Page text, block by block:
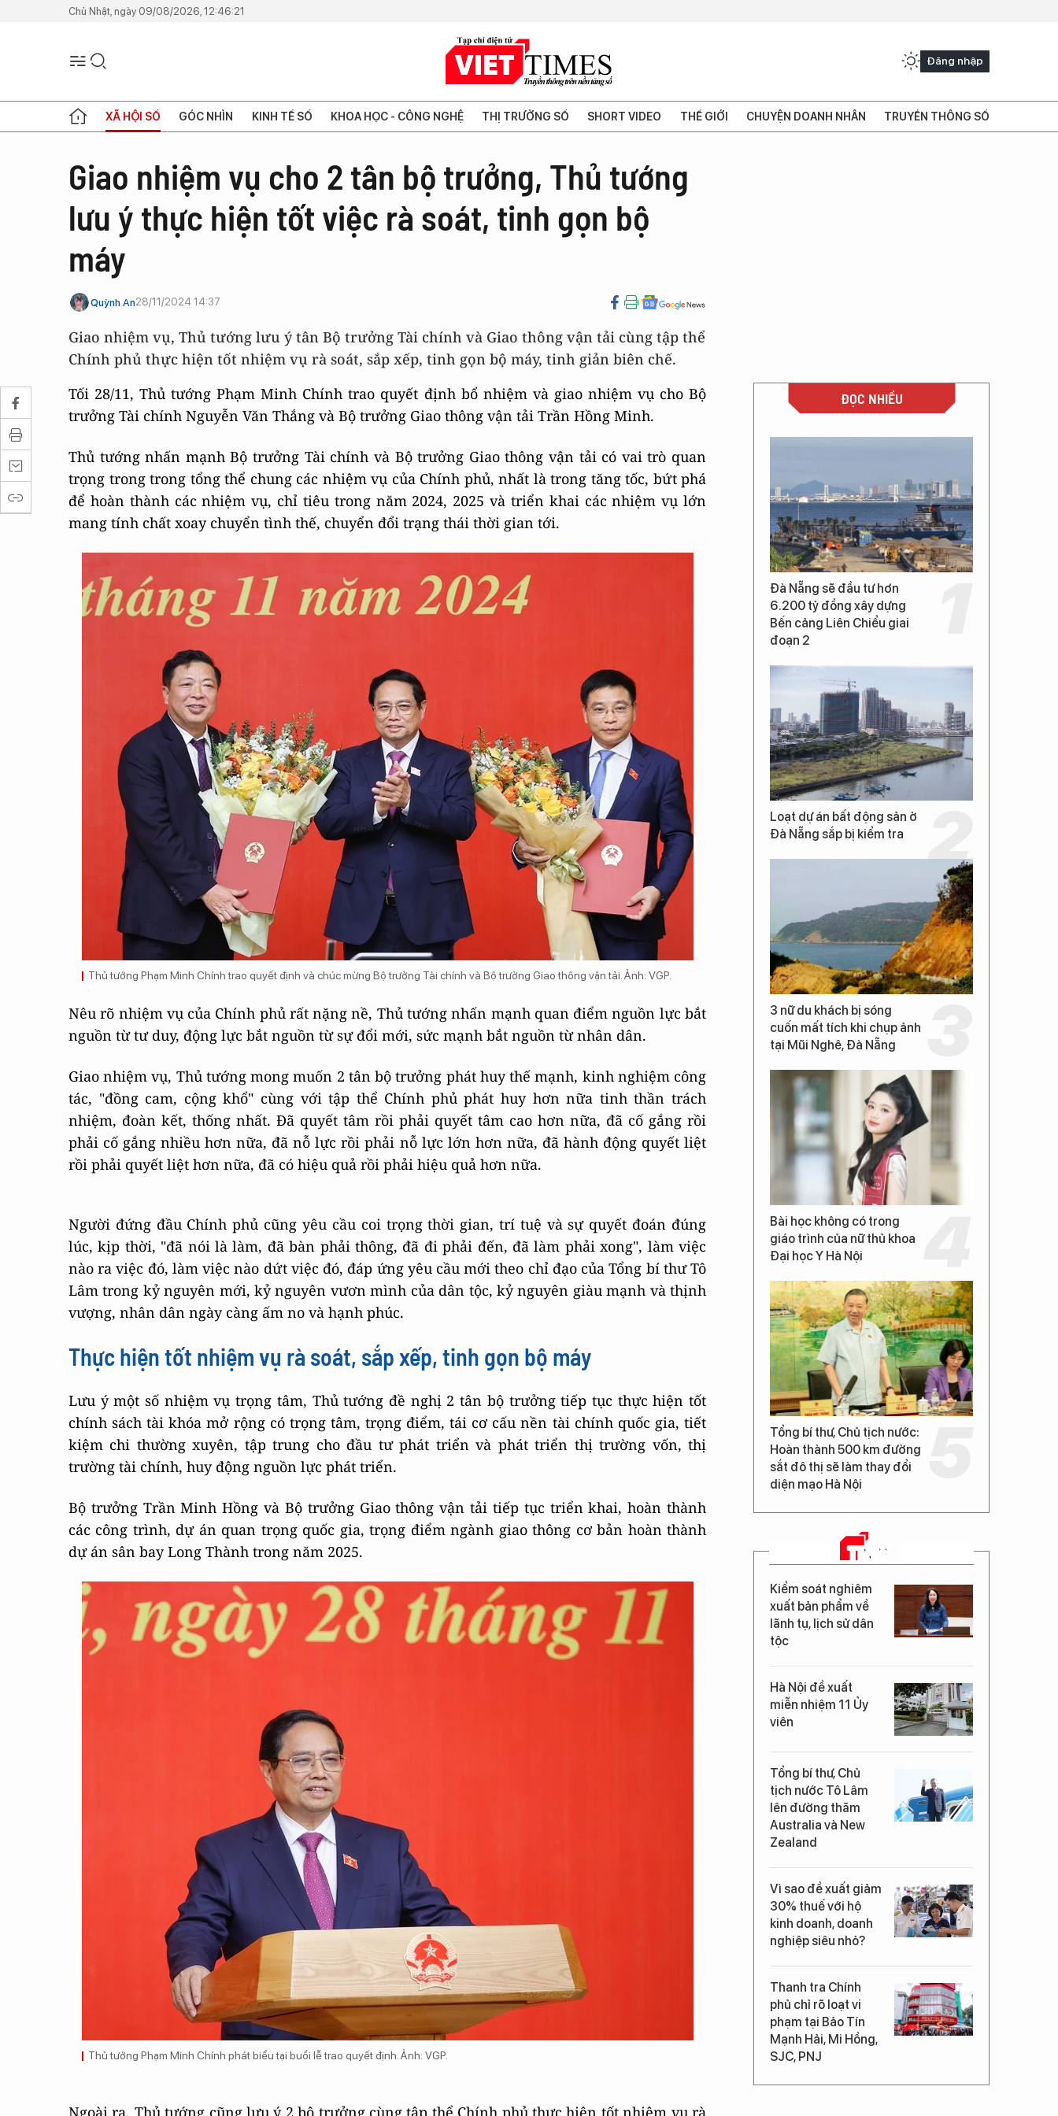
Chủ Nhật, ngày 09/08/2026, 12:46:21
Đăng nhập
XÃ HỘI SỐ GÓC NHÌN KINH TẾ SỐ KHOA HỌC - CÔNG NGHỆ THỊ TRƯỜNG SỐ SHORT VIDEO THẾ GIỚI CHUYỆN DOANH NHÂN TRUYỀN THÔNG SỐ
Giao nhiệm vụ cho 2 tân bộ trưởng, Thủ tướng
lưu ý thực hiện tốt việc rà soát, tinh gọn bộ
máy
Quỳnh An28/11/2024 14:37
Giao nhiệm vụ, Thủ tướng lưu ý tân Bộ trưởng Tài chính và Giao thông vận tải cùng tập thể
Chính phủ thực hiện tốt nhiệm vụ rà soát, sắp xếp, tinh gọn bộ máy, tinh giản biên chế.
Tối 28/11, Thủ tướng Phạm Minh Chính trao quyết định bổ nhiệm và giao nhiệm vụ cho Bộ
trưởng Tài chính Nguyễn Văn Thắng và Bộ trưởng Giao thông vận tải Trần Hồng Minh.
Thủ tướng nhấn mạnh Bộ trưởng Tài chính và Bộ trưởng Giao thông vận tải có vai trò quan
trọng trong trong tổng thể chung các nhiệm vụ của Chính phủ, nhất là trong tăng tốc, bứt phá
để hoàn thành các nhiệm vụ, chỉ tiêu trong năm 2024, 2025 và triển khai các nhiệm vụ lớn
mang tính chất xoay chuyển tình thế, chuyển đổi trạng thái thời gian tới.
Thủ tướng Phạm Minh Chính trao quyết định và chúc mừng Bộ trưởng Tài chính và Bộ trưởng Giao thông vận tải. Ảnh: VGP.
Nêu rõ nhiệm vụ của Chính phủ rất nặng nề, Thủ tướng nhấn mạnh quan điểm nguồn lực bắt
nguồn từ tư duy, động lực bắt nguồn từ sự đổi mới, sức mạnh bắt nguồn từ nhân dân.
Giao nhiệm vụ, Thủ tướng mong muốn 2 tân bộ trưởng phát huy thế mạnh, kinh nghiệm công
tác, "đồng cam, cộng khổ" cùng với tập thể Chính phủ phát huy hơn nữa tinh thần trách
nhiệm, đoàn kết, thống nhất. Đã quyết tâm rồi phải quyết tâm cao hơn nữa, đã cố gắng rồi
phải cố gắng nhiều hơn nữa, đã nỗ lực rồi phải nỗ lực lớn hơn nữa, đã hành động quyết liệt
rồi phải quyết liệt hơn nữa, đã có hiệu quả rồi phải hiệu quả hơn nữa.
Người đứng đầu Chính phủ cũng yêu cầu coi trọng thời gian, trí tuệ và sự quyết đoán đúng
lúc, kịp thời, "đã nói là làm, đã bàn phải thông, đã đi phải đến, đã làm phải xong", làm việc
nào ra việc đó, làm việc nào dứt việc đó, đáp ứng yêu cầu mới theo chỉ đạo của Tổng bí thư Tô
Lâm trong kỷ nguyên mới, kỷ nguyên vươn mình của dân tộc, kỷ nguyên giàu mạnh và thịnh
vượng, nhân dân ngày càng ấm no và hạnh phúc.
Thực hiện tốt nhiệm vụ rà soát, sắp xếp, tinh gọn bộ máy
Lưu ý một số nhiệm vụ trọng tâm, Thủ tướng đề nghị 2 tân bộ trưởng tiếp tục thực hiện tốt
chính sách tài khóa mở rộng có trọng tâm, trọng điểm, tái cơ cấu nền tài chính quốc gia, tiết
kiệm chi thường xuyên, tập trung cho đầu tư phát triển và phát triển thị trường vốn, thị
trường tài chính, huy động nguồn lực phát triển.
Bộ trưởng Trần Minh Hồng và Bộ trưởng Giao thông vận tải tiếp tục triển khai, hoàn thành
các công trình, dự án quan trọng quốc gia, trọng điểm ngành giao thông cơ bản hoàn thành
dự án sân bay Long Thành trong năm 2025.
Thủ tướng Phạm Minh Chính phát biểu tại buổi lễ trao quyết định. Ảnh: VGP.
Ngoài ra, Thủ tướng cũng lưu ý 2 bộ trưởng cùng tập thể Chính phủ thực hiện tốt nhiệm vụ rà
ĐỌC NHIỀU
Đà Nẵng sẽ đầu tư hơn
6.200 tỷ đồng xây dựng
Bến cảng Liên Chiểu giai
đoạn 2
Loạt dự án bất động sản ở
Đà Nẵng sắp bị kiểm tra
3 nữ du khách bị sóng
cuốn mất tích khi chụp ảnh
tại Mũi Nghê, Đà Nẵng
Bài học không có trong
giáo trình của nữ thủ khoa
Đại học Y Hà Nội
Tổng bí thư, Chủ tịch nước:
Hoàn thành 500 km đường
sắt đô thị sẽ làm thay đổi
diện mạo Hà Nội
TIN MỚI
Kiểm soát nghiêm
xuất bản phẩm về
lãnh tụ, lịch sử dân
tộc
Hà Nội đề xuất
miễn nhiệm 11 Ủy
viên
Tổng bí thư, Chủ
tịch nước Tô Lâm
lên đường thăm
Australia và New
Zealand
Vì sao đề xuất giảm
30% thuế với hộ
kinh doanh, doanh
nghiệp siêu nhỏ?
Thanh tra Chính
phủ chỉ rõ loạt vi
phạm tại Bảo Tín
Mạnh Hải, Mi Hồng,
SJC, PNJ